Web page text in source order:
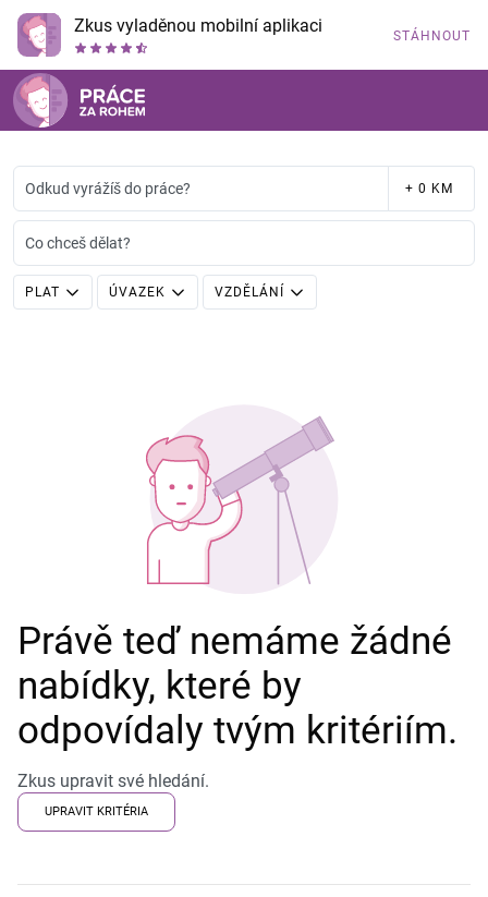
Zkus vyladěnou mobilní aplikaci STÁHNOUT
Odkud vyrážíš do práce? + 0 KM
Co chceš dělat?
PLAT ÚVAZEK VZDĚLÁNÍ
Právě teď nemáme žádné
nabídky, které by
odpovídaly tvým kritériím.
Zkus upravit své hledání.
UPRAVIT KRITÉRIA